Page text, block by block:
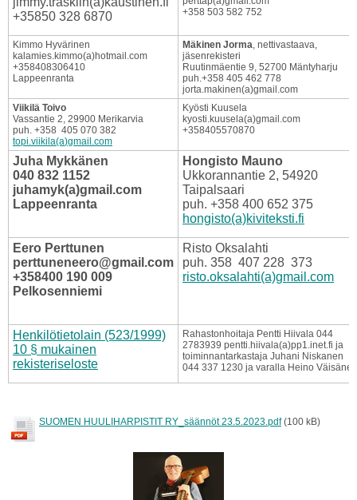
+35850 328 6870
+358 503 582 752
Kimmo Hyvärinen
kalamies.kimmo(a)hotmail.com
+358408306410
Lappeenranta
Mäkinen Jorma, nettivastaava,
jäsenrekisteri
Ruutinmäentie 9, 52700 Mäntyharju
puh.+358 405 462 778
jorta.makinen(a)gmail.com
Viikilä Toivo
Vassantie 2, 29900 Merikarvia
puh. +358 405 070 382
topi.viikila(a)gmail.com
Kyösti Kuusela
kyosti.kuusela(a)gmail.com
+358405570870
Juha Mykkänen
040 832 1152
juhamyk(a)gmail.com
Lappeenranta
Hongisto Mauno
Ukkorannantie 2, 54920
Taipalsaari
puh. +358 400 652 375
hongisto(a)kiviteksti.fi
Eero Perttunen
perttuneneero@gmail.com
+358400 190 009
Pelkosenniemi
Risto Oksalahti
puh. 358 407 228 373
risto.oksalahti(a)gmail.com
Henkilötietolain (523/1999)
10 § mukainen
rekisteriseloste
Rahastonhoitaja Pentti Hiivala 044
2783939 pentti.hiivala(a)pp1.inet.fi ja
toiminnantarkastaja Juhani Niskanen
044 337 1230 ja varalla Heino
SUOMEN HUULIHARPISTIT RY_säännöt 23.5.2023.pdf (100 kB)